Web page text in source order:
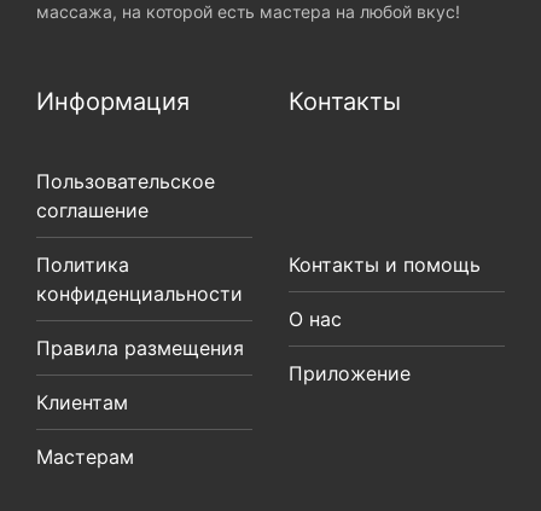
массажа, на которой есть мастера на любой вкус!
Информация
Пользовательское
соглашение
Политика
конфиденциальности
Правила размещения
Клиентам
Мастерам
Контакты
Контакты и помощь
О нас
Приложение